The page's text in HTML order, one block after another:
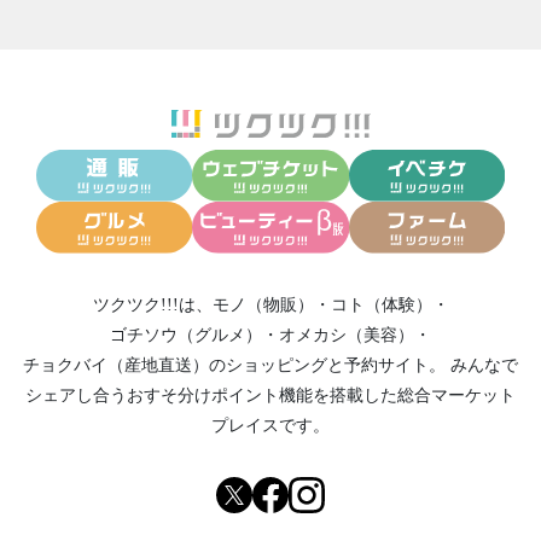
ツクツク!!!は、 モノ（物販） ・ コト（体験）
・
ゴチソウ（グルメ）
・ オメカシ（美容）
・
チョクバイ（産地直送） のショッピングと予約サイト。
みんなで
シェアし合う おすそ分けポイント機能を搭載した総合マーケット
プレイスです。